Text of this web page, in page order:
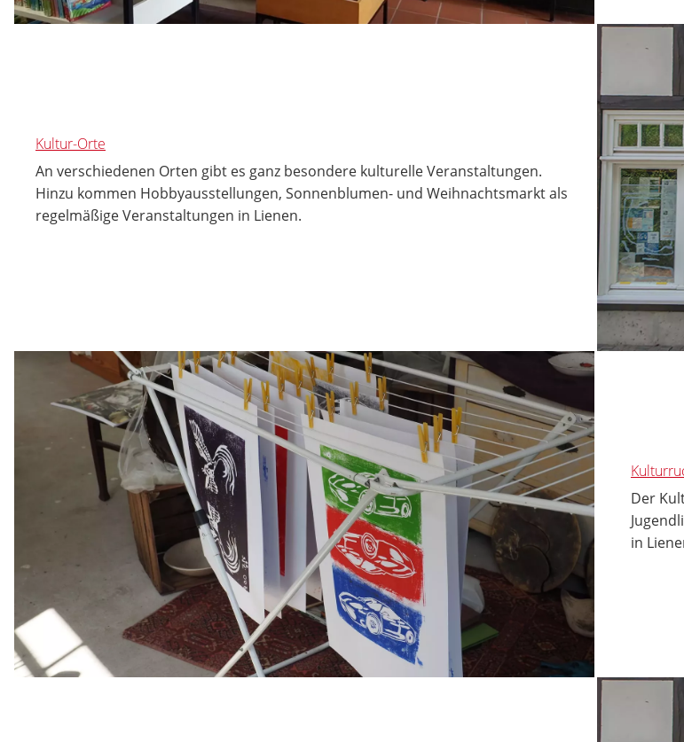
Kultur-Orte
An verschiedenen Orten gibt es ganz besondere kulturelle Veranstaltungen.
Hinzu kommen Hobbyausstellungen, Sonnenblumen- und Weihnachtsmarkt als
regelmäßige Veranstaltungen in Lienen.
Der
in